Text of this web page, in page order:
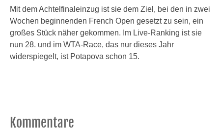
Mit dem Achtelfinaleinzug ist sie dem Ziel, bei den in zwei
Wochen beginnenden French Open gesetzt zu sein, ein
großes Stück näher gekommen. Im Live-Ranking ist sie
nun 28. und im WTA-Race, das nur dieses Jahr
widerspiegelt, ist Potapova schon 15.
Kommentare